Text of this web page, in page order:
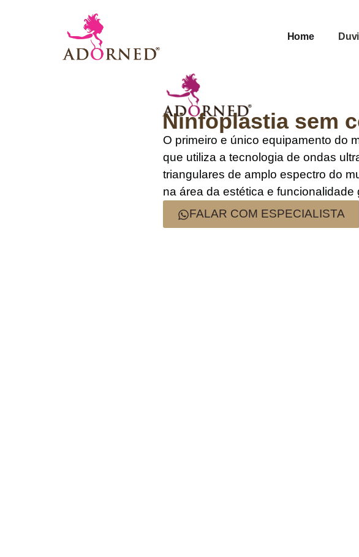
Home
Ninfoplastia sem
O primeiro e único equipamento do
que utiliza a tecnologia de ondas
triangulares de amplo espectro do
na área da estética e funcionalidade
FALAR COM ESPECIALISTA